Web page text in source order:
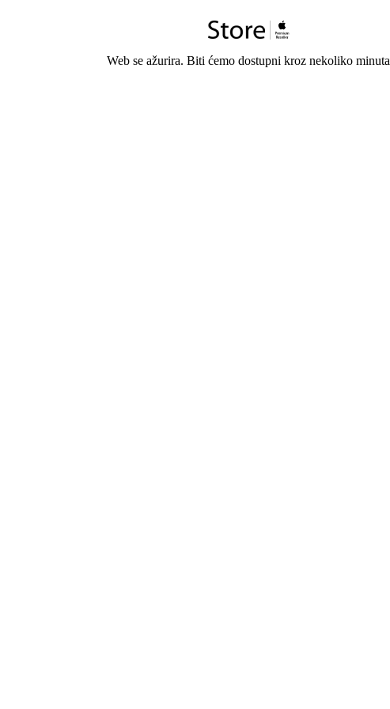
Web se ažurira. Biti ćemo dostupni kroz nekoliko minuta